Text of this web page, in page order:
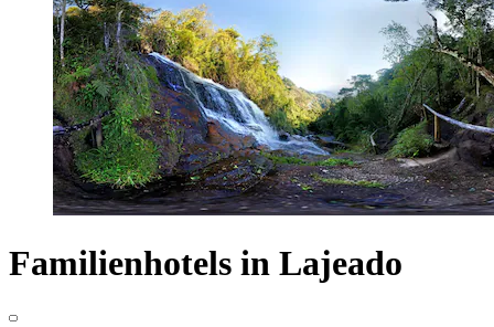
Familienhotels in Lajeado